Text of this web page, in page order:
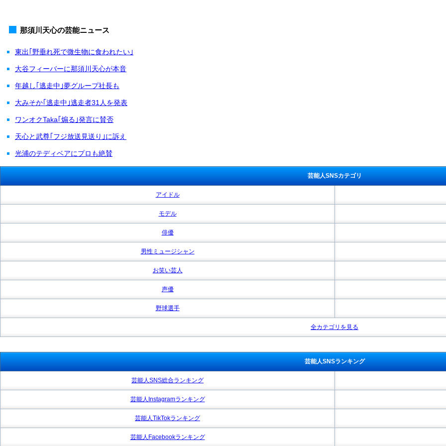
那須川天心の芸能ニュース
東出｢野垂れ死で微生物に食われたい｣
大谷フィーバーに那須川天心が本音
年越し｢逃走中｣夢グループ社長も
大みそか｢逃走中｣逃走者31人を発表
ワンオクTaka｢煽る｣発言に賛否
天心と武尊｢フジ放送見送り｣に訴え
光浦のテディベアにプロも絶賛
芸能人SNSカテゴリ
アイドル
モデル
俳優
男性ミュージシャン
お笑い芸人
声優
野球選手
全カテゴリを見る
芸能人SNSランキング
芸能人SNS総合ランキング
芸能人Instagramランキング
芸能人TikTokランキング
芸能人Facebookランキング